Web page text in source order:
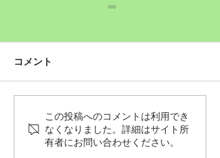
Wordだけで作っちゃおう
～★みことば職人るちゃ
ん('◇')ゞ
コメント
この投稿へのコメントは利用でき
なくなりました。詳細はサイト所
有者にお問い合わせください。